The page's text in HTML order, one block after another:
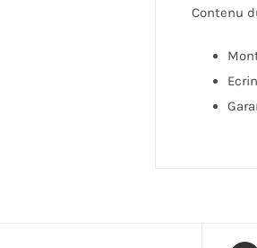
Contenu
Ecrin